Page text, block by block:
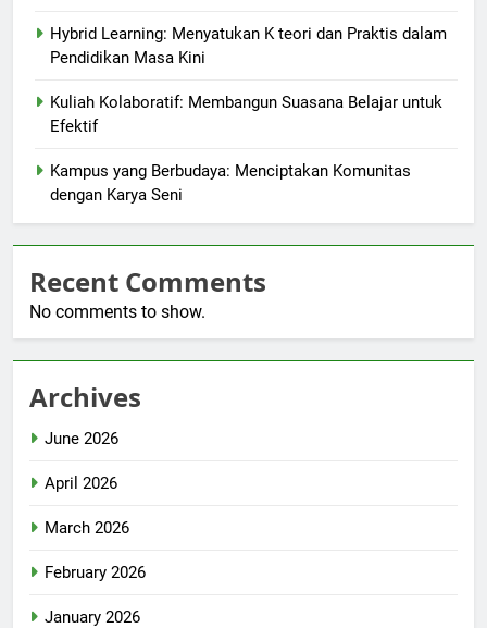
Hybrid Learning: Menyatukan K teori dan Praktis dalam
Pendidikan Masa Kini
Kuliah Kolaboratif: Membangun Suasana Belajar untuk
Efektif
Kampus yang Berbudaya: Menciptakan Komunitas
dengan Karya Seni
Recent Comments
No comments to show.
Archives
June 2026
April 2026
March 2026
February 2026
January 2026